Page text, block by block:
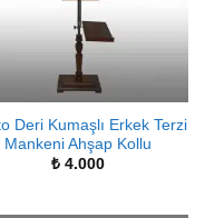
Deri Kumaşlı Erkek Terzi
Mankeni Ahşap Kollu
₺ 4.000